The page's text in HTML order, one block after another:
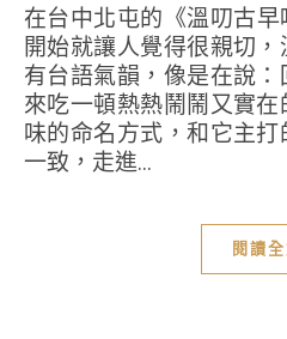
在台中北屯的《溫叨古早味料理餐廳》，從店名
開始就讓人覺得很親切
有台語氣韻，像是在說：
來吃一頓熱熱鬧鬧又實
味的命名方式，和它主
一致，走進...
閱讀